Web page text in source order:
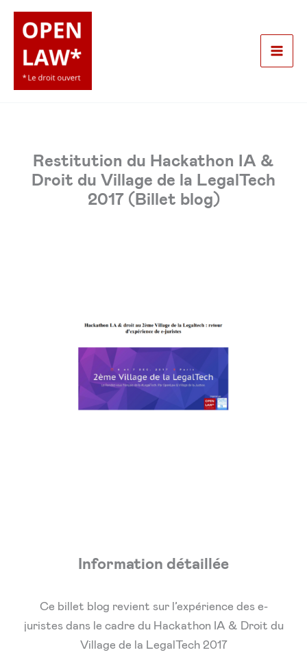
Aller
contenu
Restitution du Hackathon IA &
Droit du Village de la LegalTech
2017 (Billet blog)
Information détaillée
Ce billet blog revient sur l’expérience des e-
juristes dans le cadre du Hackathon IA & Droit du
Village de la LegalTech 2017